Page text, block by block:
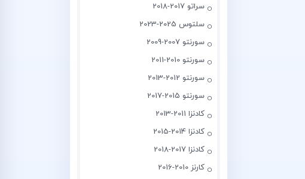
سراتو 2017-2018
سلتوس 2025-2023
سورنتو 2007-2009
سورنتو 2010-2011
سورنتو 2012-2013
سورنتو 2015-2017
کادنزا 2011-2013
کادنزا 2014-2015
کادنزا 2017-2018
کارنز 2010-2016